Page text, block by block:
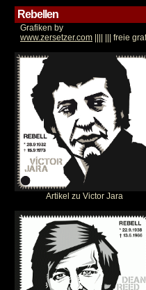
Rebellen
Grafiken by
www.zersetzer.com |||| ||| freie
Artikel zu Victor Jara